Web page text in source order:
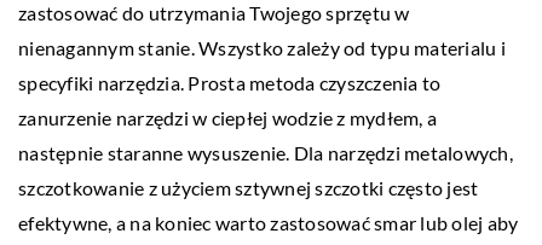
zastosować do utrzymania Twojego sprzętu w
nienagannym stanie. Wszystko zależy od typu materialu i
specyfiki narzędzia. Prosta metoda czyszczenia to
zanurzenie narzędzi w ciepłej wodzie z mydłem, a
następnie staranne wysuszenie. Dla narzędzi metalowych,
szczotkowanie z użyciem sztywnej szczotki często jest
efektywne, a na koniec warto zastosować smar lub olej aby